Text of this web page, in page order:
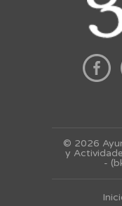
© 2026
y
-